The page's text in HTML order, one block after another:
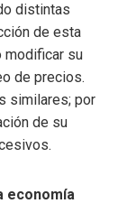
distintas
de esta
modificar su
de precios.
similares; por
de su
economía